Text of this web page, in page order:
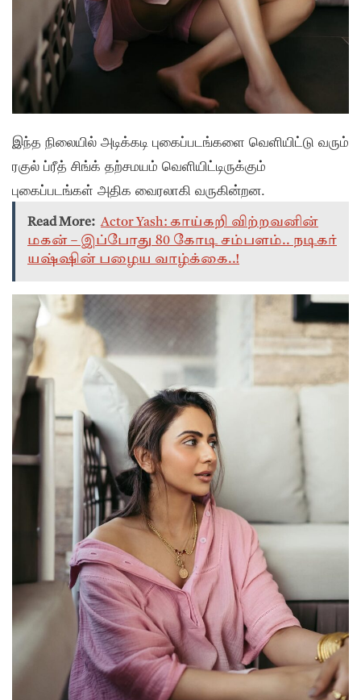
இந்த நிலையில் அடிக்கடி புகைப்படங்களை வெளியிட்டு வரும்
ரகுல் ப்ரீத் சிங்க் தற்சமயம் வெளியிட்டிருக்கும்
புகைப்படங்கள் அதிக வைரலாகி வருகின்றன.
Read More: Actor Yash: காய்கறி விற்றவனின்
மகன் – இப்போது 80 கோடி சம்பளம்.. நடிகர்
யஷ்ஷின் பழைய வாழ்க்கை..!